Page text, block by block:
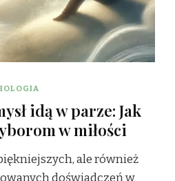
idą w parze: Jak
w miłości
ale również